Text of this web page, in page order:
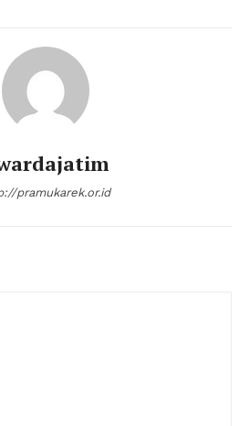
pramukarek.or.id